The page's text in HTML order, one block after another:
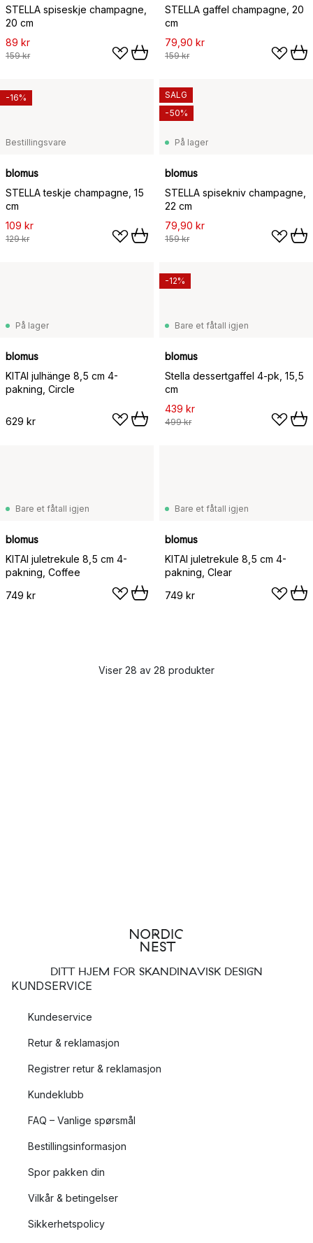
STELLA spiseskje champagne,
20 cm
89 kr
159 kr
STELLA gaffel champagne, 20
cm
79,90 kr
159 kr
Bestillingsvare
blomus
STELLA teskje champagne, 15
cm
109 kr
129 kr
-16%
På lager
blomus
STELLA spisekniv champagne,
22 cm
79,90 kr
159 kr
SALG
-50%
På lager
blomus
KITAI julhänge 8,5 cm 4-
pakning, Circle
629 kr
Bare et fåtall igjen
blomus
Stella dessertgaffel 4-pk, 15,5
cm
439 kr
499 kr
-12%
Bare et fåtall igjen
blomus
KITAI juletrekule 8,5 cm 4-
pakning, Coffee
749 kr
Bare et fåtall igjen
blomus
KITAI juletrekule 8,5 cm 4-
pakning, Clear
749 kr
Viser 28 av 28 produkter
DITT HJEM FOR SKANDINAVISK DESIGN
KUNDSERVICE
Kundeservice
Retur & reklamasjon
Registrer retur & reklamasjon
Kundeklubb
FAQ – Vanlige spørsmål
Bestillingsinformasjon
Spor pakken din
Vilkår & betingelser
Sikkerhetspolicy